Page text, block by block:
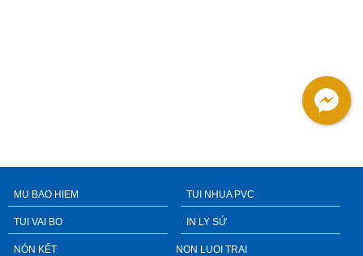
MU BAO HIEM TUI NHUA PVC
TUI VAI BO IN LY SỨ
NÓN KẾT NON LUOI TRAI